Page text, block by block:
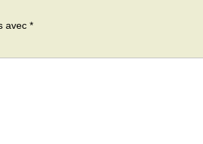
avec *